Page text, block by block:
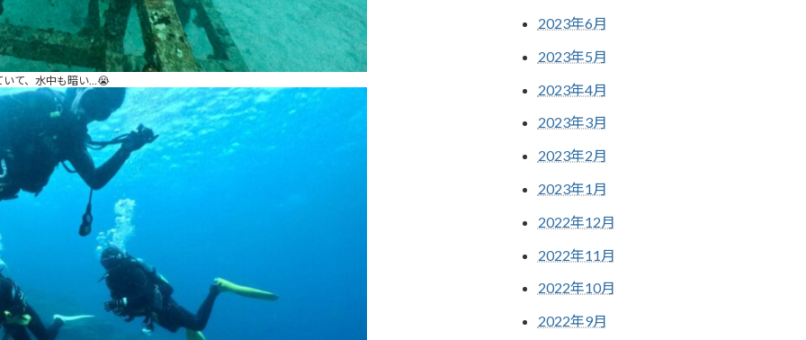
いて、水中も暗い…😭
2023年6月
2023年5月
2023年4月
2023年3月
2023年2月
2023年1月
2022年12月
2022年11月
2022年10月
2022年9月